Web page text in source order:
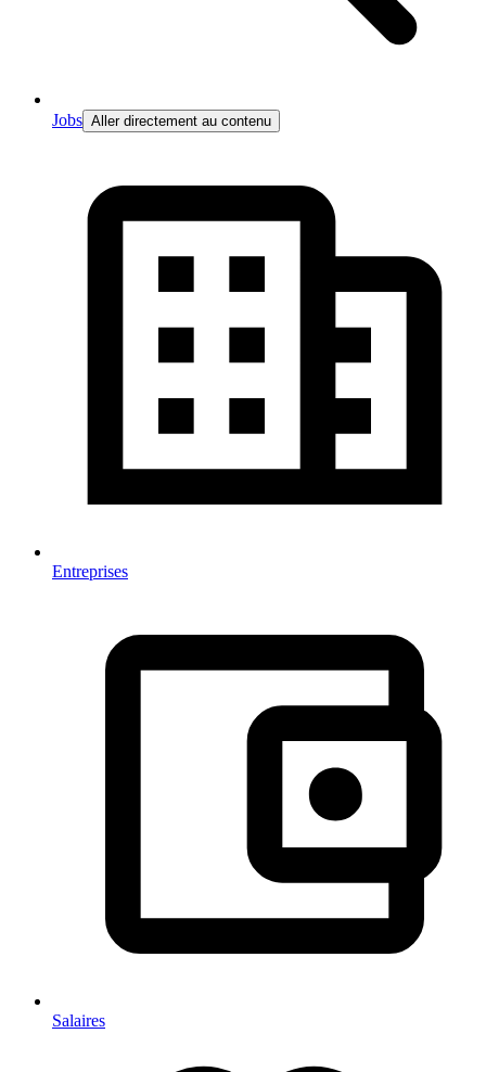
Jobs Aller directement au contenu
Entreprises
Salaires